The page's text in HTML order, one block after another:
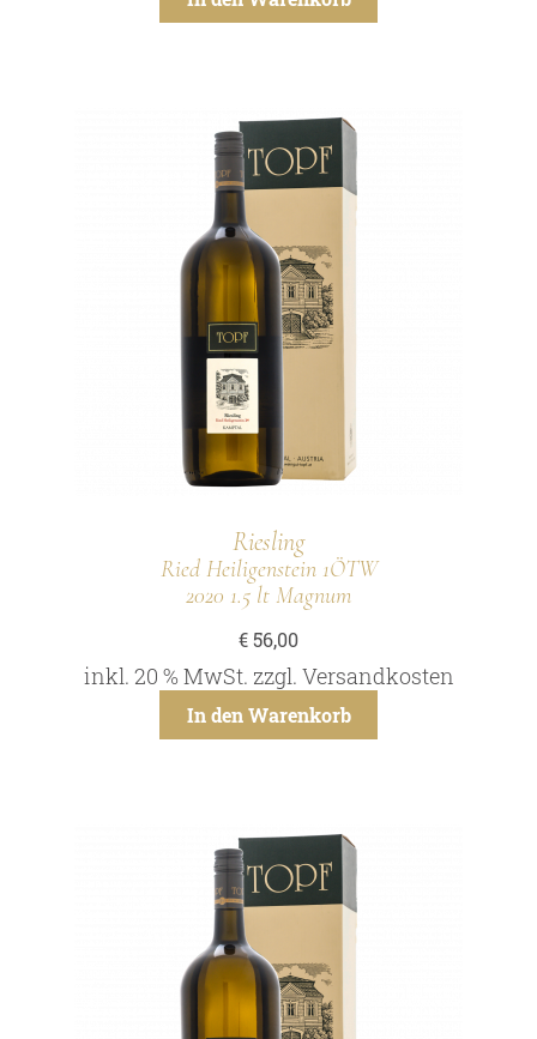
Riesling
Ried Heiligenstein 1ÖTW
2020 1.5 lt Magnum
€56,00
inkl. 20 % MwSt. zzgl. Versandkosten
In den Warenkorb